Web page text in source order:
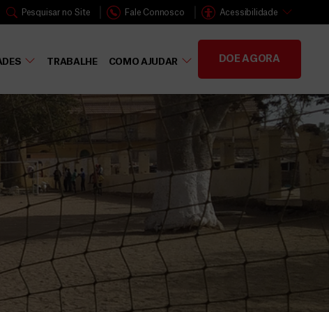
Pesquisar no Site Fale Connosco Acessibilidade
TRABALHE COMO AJUDAR DOE AGORA